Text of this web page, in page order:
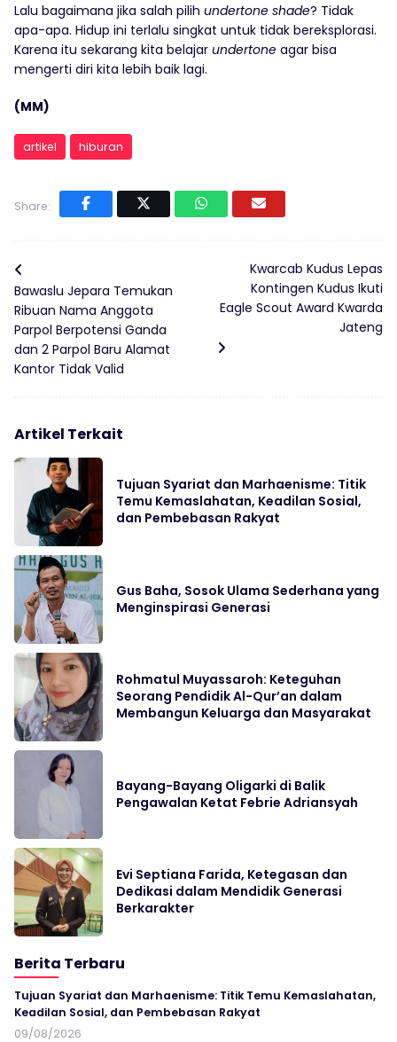
Lalu bagaimana jika salah pilih undertone shade? Tidak
apa-apa. Hidup ini terlalu singkat untuk tidak bereksplorasi.
Karena itu sekarang kita belajar undertone agar bisa
mengerti diri kita lebih baik lagi.
(MM)
artikel hiburan
Share:
Bawaslu Jepara Temukan
Ribuan Nama Anggota
Parpol Berpotensi Ganda
dan 2 Parpol Baru Alamat
Kantor Tidak Valid
Kwarcab Kudus Lepas
Kontingen Kudus Ikuti
Eagle Scout Award Kwarda
Jateng
Artikel Terkait
Tujuan Syariat dan Marhaenisme: Titik
Temu Kemaslahatan, Keadilan Sosial,
dan Pembebasan Rakyat
Gus Baha, Sosok Ulama Sederhana yang
Menginspirasi Generasi
Rohmatul Muyassaroh: Keteguhan
Seorang Pendidik Al-Qur’an dalam
Membangun Keluarga dan Masyarakat
Bayang-Bayang Oligarki di Balik
Pengawalan Ketat Febrie Adriansyah
Evi Septiana Farida, Ketegasan dan
Dedikasi dalam Mendidik Generasi
Berkarakter
Berita Terbaru
Tujuan Syariat dan Marhaenisme: Titik Temu Kemaslahatan,
Keadilan Sosial, dan Pembebasan Rakyat
09/08/2026